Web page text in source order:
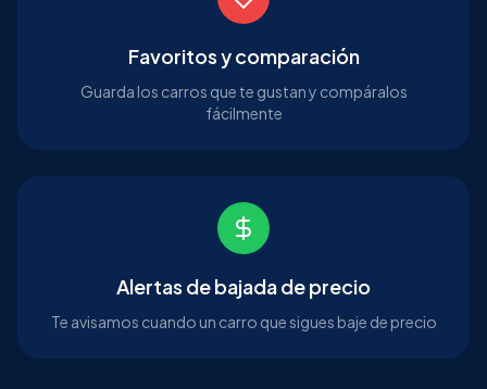
Favoritos y comparación
Guarda los carros que te gustan y compáralos
fácilmente
Alertas de bajada de precio
Te avisamos cuando un carro que sigues baje de precio